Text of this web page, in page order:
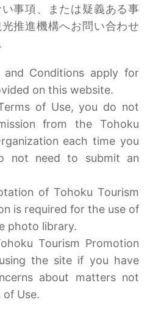
事項、または疑義ある事
推進機構へお問い合わせ
Conditions apply for
on this website.
of Use, you do not
from the Tohoku
each time you
not need to submit an
of Tohoku Tourism
is required for the use of
photo library.
Tourism Promotion
the site if you have
about matters not
of Use.